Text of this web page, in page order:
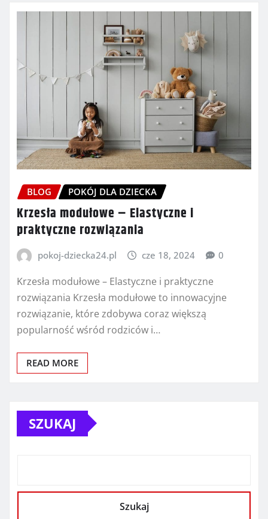
BLOG POKÓJ DLA DZIECKA
Krzesła modułowe – Elastyczne i
praktyczne rozwiązania
pokoj-dziecka24.pl cze 18, 2024 0
Krzesła modułowe – Elastyczne i praktyczne
rozwiązania Krzesła modułowe to innowacyjne
rozwiązanie, które zdobywa coraz większą
popularność wśród rodziców i…
READ MORE
SZUKAJ
Szukaj